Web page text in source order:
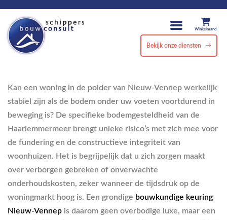
Winkelmand
Bekijk onze diensten
Kan een woning in de polder van Nieuw-Vennep werkelijk
stabiel zijn als de bodem onder uw voeten voortdurend in
beweging is? De specifieke bodemgesteldheid van de
Haarlemmermeer brengt unieke risico’s met zich mee voor
de fundering en de constructieve integriteit van
woonhuizen. Het is begrijpelijk dat u zich zorgen maakt
over verborgen gebreken of onverwachte
onderhoudskosten, zeker wanneer de tijdsdruk op de
woningmarkt hoog is. Een grondige bouwkundige keuring
Nieuw-Vennep is daarom geen overbodige luxe, maar een